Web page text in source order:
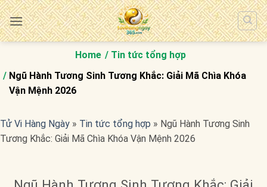
Bỏ
qua
nội
Home
Tin tức tổng hợp
Ngũ Hành Tương Sinh Tương Khắc: Giải Mã Chìa Khóa
Vận Mệnh 2026
Tử Vi Hàng Ngày » Tin tức tổng hợp » Ngũ Hành Tương Sinh
Tương Khắc: Giải Mã Chìa Khóa Vận Mệnh 2026